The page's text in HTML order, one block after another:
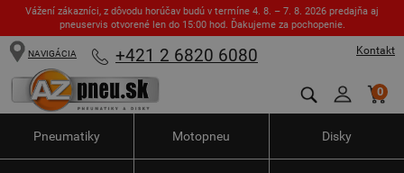
Vážení zákazníci, z dôvodu horúčav budú v termíne 4. 8. – 7. 8. 2026 predajňa aj
pneuservis otvorené len do 15:00 hod. Ďakujeme za pochopenie.
Kontakt
NAVIGÁCIA +421 2 6820 6080
0
Pneumatiky Motopneu Disky